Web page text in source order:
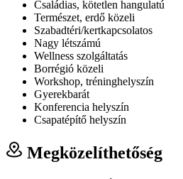
Családias, kötetlen hangulatú
Természet, erdő közeli
Szabadtéri/kertkapcsolatos
Nagy létszámú
Wellness szolgáltatás
Borrégió közeli
Workshop, tréninghelyszín
Gyerekbarát
Konferencia helyszín
Csapatépítő helyszín
Megközelíthetőség